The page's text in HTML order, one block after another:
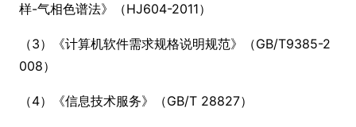
样-气相色谱法》（HJ604-2011）
（3）《计算机软件需求规格说明规范》（GB/T9385-2
008）
（4）《信息技术服务》（GB/T 28827）